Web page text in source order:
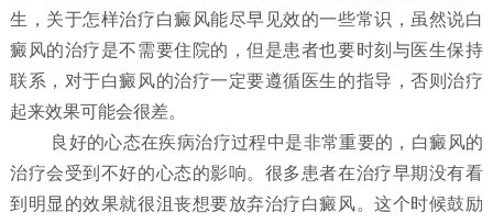
生，关于怎样治疗白癜风能尽早见效的一些常识，虽然说白
癜风的治疗是不需要住院的，但是患者也要时刻与医生保持
联系，对于白癜风的治疗一定要遵循医生的指导，否则治疗
起来效果可能会很差。
良好的心态在疾病治疗过程中是非常重要的，白癜风的
治疗会受到不好的心态的影响。很多患者在治疗早期没有看
到明显的效果就很沮丧想要放弃治疗白癜风。这个时候鼓励